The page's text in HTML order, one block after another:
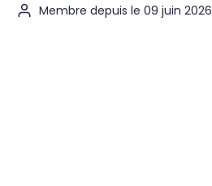
Membre depuis le 09 juin 2026